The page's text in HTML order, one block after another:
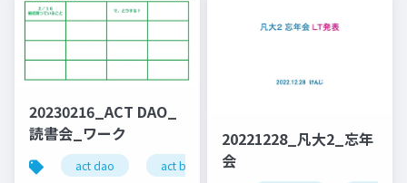
20230216_ACT DAO_
読書会_ワーク
act dao act book club by dao
20221228_凡大2_忘年
会